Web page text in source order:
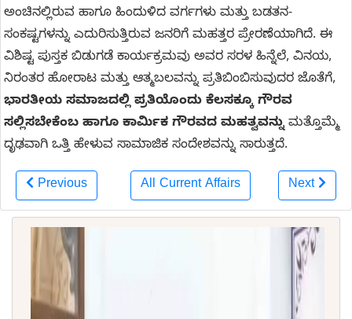
ಅಂಚಿನಲ್ಲಿರುವ ಹಾಗೂ ಹಿಂದುಳಿದ ವರ್ಗಗಳು ಮತ್ತು ಬಡತನ-
ಸಂಕಷ್ಟಗಳನ್ನು ಎದುರಿಸುತ್ತಿರುವ ಜನರಿಗೆ ಮಹತ್ತರ ಪ್ರೇರಣೆಯಾಗಿದೆ. ಈ
ವಿಶಿಷ್ಟ ಪುಸ್ತಕ ಬಿಡುಗಡೆ ಕಾರ್ಯಕ್ರಮವು ಅವರ ಸರಳ ಹಿನ್ನೆಲೆ, ವಿನಯ,
ನಿರಂತರ ಹೋರಾಟ ಮತ್ತು ಆತ್ಮಬಲವನ್ನು ಪ್ರತಿಬಿಂಬಿಸುವುದರ ಜೊತೆಗೆ,
ಭಾರತೀಯ ಸಮಾಜದಲ್ಲಿ ಪ್ರತಿಯೊಂದು ಕೆಲಸಕ್ಕೂ ಗೌರವ
ಸಲ್ಲಿಸಬೇಕೆಂಬ ಹಾಗೂ ಕಾರ್ಮಿಕ ಗೌರವದ ಮಹತ್ವವನ್ನುಮತ್ತೊಮ್ಮೆ
ದೃಢವಾಗಿ ಒತ್ತಿ ಹೇಳುವ ಸಾಮಾಜಿಕ ಸಂದೇಶವನ್ನು ಸಾರುತ್ತದೆ.
Previous All Current Affairs Next